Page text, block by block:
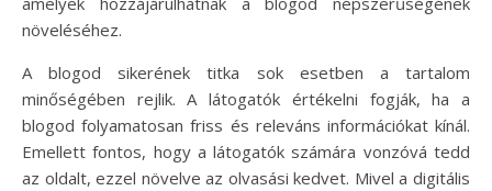
növeléséhez.
A blogod sikerének titka sok esetben a tartalom
minőségében rejlik. A látogatók értékelni fogják, ha a
blogod folyamatosan friss és releváns információkat kínál.
Emellett fontos, hogy a látogatók számára vonzóvá tedd
az oldalt, ezzel növelve az olvasási kedvet. Mivel a digitális